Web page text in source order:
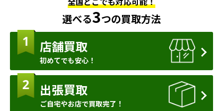
選べる3つの買取方法
店舗買取
初めてでも安心！
出張買取
ご自宅やお店で買取完了！